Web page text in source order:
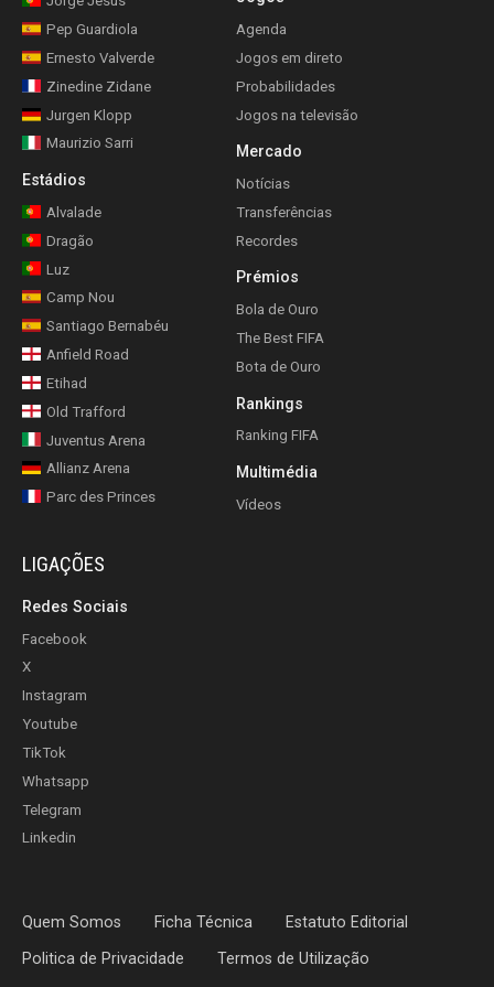
Pep Guardiola
Ernesto Valverde
Zinedine Zidane
Jurgen Klopp
Maurizio Sarri
Estádios
Alvalade
Dragão
Luz
Camp Nou
Santiago Bernabéu
Anfield Road
Etihad
Old Trafford
Juventus Arena
Allianz Arena
Parc des Princes
Agenda
Jogos em direto
Probabilidades
Jogos na televisão
Mercado
Notícias
Transferências
Recordes
Prémios
Bola de Ouro
The Best FIFA
Bota de Ouro
Rankings
Ranking FIFA
Multimédia
Vídeos
LIGAÇÕES
Redes Sociais
Facebook
X
Instagram
Youtube
TikTok
Whatsapp
Telegram
Linkedin
Quem Somos Ficha Técnica Estatuto Editorial
Politica de Privacidade Termos de Utilização